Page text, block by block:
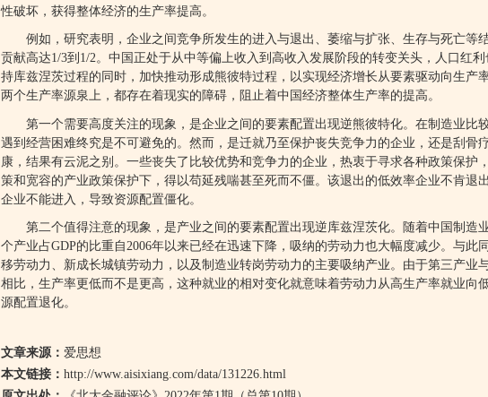
性破坏，获得整体经济的生产率提高。
例如，研究表明，企业之间竞争所发生的进入与退出、萎缩与扩张、生存与死亡等
贡献高达1/3到 1/2。中国正处于从中等偏上收入到高收入发展阶段的转变关头，人口红
持库兹涅茨过程的同时，加快推动形成熊彼特过程，以实现经济增长从要素驱动向生产
两个生产率源泉上，都存在着现实的障碍，阻止着中国经济整体生产率的提高。
第一个需要高度关注的现象，是企业之间的要素配置出现逆熊彼特化。在制造业比
遇到经营困难终究是不可避免的。然而，是迁就乃至保护丧失竞争力的企业，还是刮骨
康，结果有云泥之别。一些丧失了比较优势和竞争力的企业，热衷于寻求各种政策保护
策和宽容的产业政策保护下，得以苟延残喘甚至死而不僵。该退出的低效率企业不肯退
企业不能进入，导致资源配置僵化。
第二个值得注意的现象，是产业之间的要素配置出现逆库兹涅茨化。随着中国制造
个产业占GDP的比重自2006年以来已经在迅速下降，吸纳的劳动力也大幅度减少。与此
移劳动力、新成长城镇劳动力，以及制造业转岗劳动力的主要吸纳产业。由于第三产业
相比，生产率更低而不是更高，这种就业的相对变化就意味着劳动力从高生产率就业向
源配置退化。
文章来源： 爱思想
本文链接： http://www.aisixiang.com/data/131226.html